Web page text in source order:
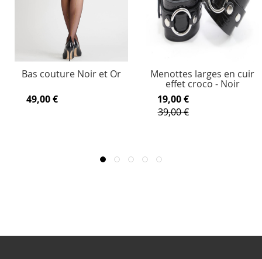
Bas couture Noir et Or
49,00 €
Menottes larges en cuir
effet croco - Noir
19,00 €
39,00 €